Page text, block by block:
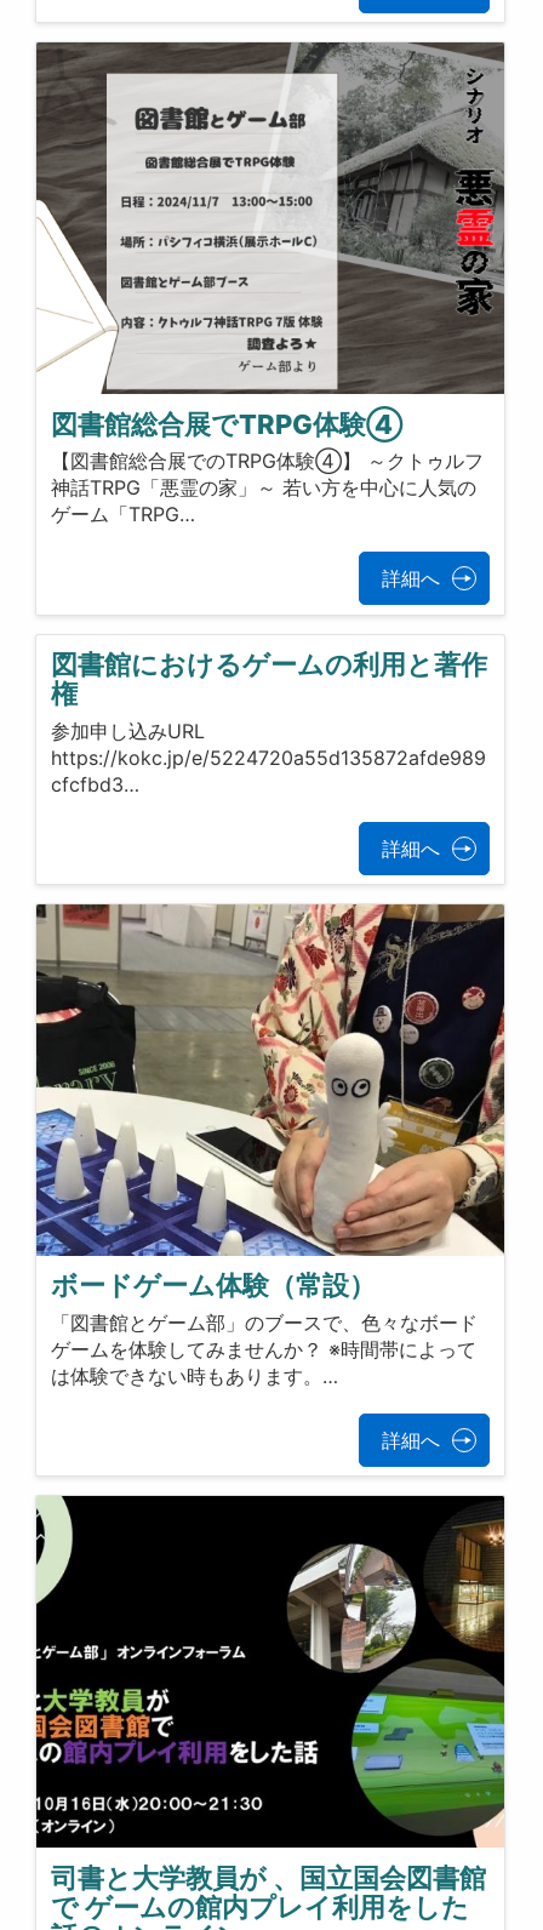
図書館総合展でTRPG体験④
【図書館総合展でのTRPG体験④】 ～クトゥルフ
神話TRPG「悪霊の家」～ 若い方を中心に人気の
ゲーム「TRPG…
詳細へ
図書館におけるゲームの利用と著作
権
参加申し込みURL
https://kokc.jp/e/5224720a55d135872afde989
cfcfbd3…
詳細へ
ボードゲーム体験（常設）
「図書館とゲーム部」のブースで、色々なボード
ゲームを体験してみませんか？ ※時間帯によって
は体験できない時もあります。…
詳細へ
司書と大学教員が 、国立国会図書館
で ゲームの館内プレイ利用をした